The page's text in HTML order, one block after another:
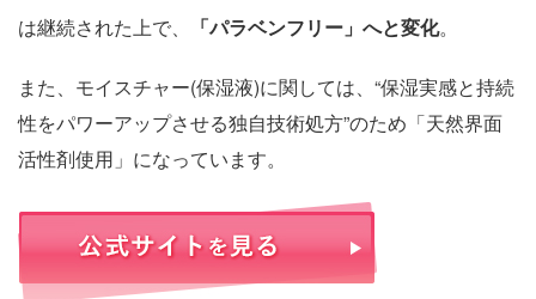
は継続された上で、 「パラベンフリー」へと変化。
また、モイスチャー(保湿液)に関しては、“保湿実感と持続
性をパワーアップさせる独自技術処方”のため「天然界面
活性剤使用」になっています。